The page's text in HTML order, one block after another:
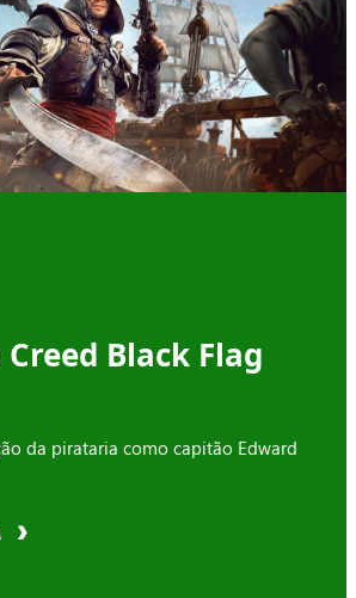
Black Flag
da pirataria como capitão Edward